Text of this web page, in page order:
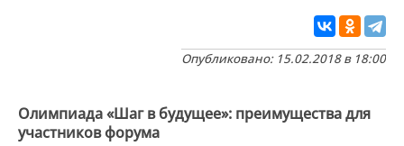
Опубликовано: 15.02.2018 в 18:00
Олимпиада «Шаг в будущее»: преимущества для
участников форума